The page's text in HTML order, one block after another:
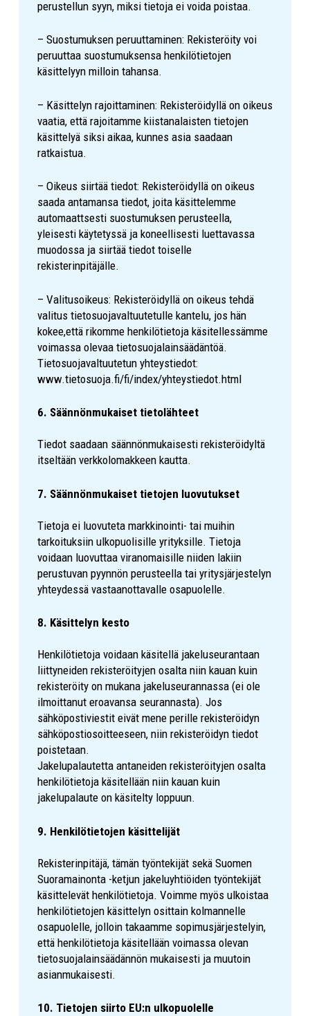
perustellun syyn, miksi tietoja ei voida poistaa.
– Suostumuksen peruuttaminen: Rekisteröity voi
peruuttaa suostumuksensa henkilötietojen
käsittelyyn milloin tahansa.
– Käsittelyn rajoittaminen: Rekisteröidyllä on oikeus
vaatia, että rajoitamme kiistanalaisten tietojen
käsittelyä siksi aikaa, kunnes asia saadaan
ratkaistua.
– Oikeus siirtää tiedot: Rekisteröidyllä on oikeus
saada antamansa tiedot, joita käsittelemme
automaattsesti suostumuksen perusteella,
yleisesti käytetyssä ja koneellisesti luettavassa
muodossa ja siirtää tiedot toiselle
rekisterinpitäjälle.
– Valitusoikeus: Rekisteröidyllä on oikeus tehdä
valitus tietosuojavaltuutetulle kantelu, jos hän
kokee,että rikomme henkilötietoja käsitellessämme
voimassa olevaa tietosuojalainsäädäntöä.
Tietosuojavaltuutetun yhteystiedot:
www.tietosuoja.fi/fi/index/yhteystiedot.html
6. Säännönmukaiset tietolähteet
Tiedot saadaan säännönmukaisesti rekisteröidyltä
itseltään verkkolomakkeen kautta.
7. Säännönmukaiset tietojen luovutukset
Tietoja ei luovuteta markkinointi- tai muihin
tarkoituksiin ulkopuolisille yrityksille. Tietoja
voidaan luovuttaa viranomaisille niiden lakiin
perustuvan pyynnön perusteella tai yritysjärjestelyn
yhteydessä vastaanottavalle osapuolelle.
8. Käsittelyn kesto
Henkilötietoja voidaan käsitellä jakeluseurantaan
liittyneiden rekisteröityjen osalta niin kauan kuin
rekisteröity on mukana jakeluseurannassa (ei ole
ilmoittanut eroavansa seurannasta). Jos
sähköpostiviestit eivät mene perille rekisteröidyn
sähköpostiosoitteeseen, niin rekisteröidyn tiedot
poistetaan.
Jakelupalautetta antaneiden rekisteröityjen osalta
henkilötietoja käsitellään niin kauan kuin
jakelupalaute on käsitelty loppuun.
9. Henkilötietojen käsittelijät
Rekisterinpitäjä, tämän työntekijät sekä Suomen
Suoramainonta -ketjun jakeluyhtiöiden työntekijät
käsittelevät henkilötietoja. Voimme myös ulkoistaa
henkilötietojen käsittelyn osittain kolmannelle
osapuolelle, jolloin takaamme sopimusjärjestelyin,
että henkilötietoja käsitellään voimassa olevan
tietosuojalainsäädännön mukaisesti ja muutoin
asianmukaisesti.
10. Tietojen siirto EU:n ulkopuolelle